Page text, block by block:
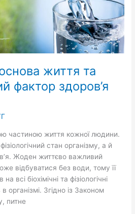
життя та
фактор здоров’я
частиною життя кожної людини.
стан організму, а й
Жоден життєво важливий
відбуватися без води, тому її
всі біохімічні та фізіологічні
організмі. Згідно із Законом
питне